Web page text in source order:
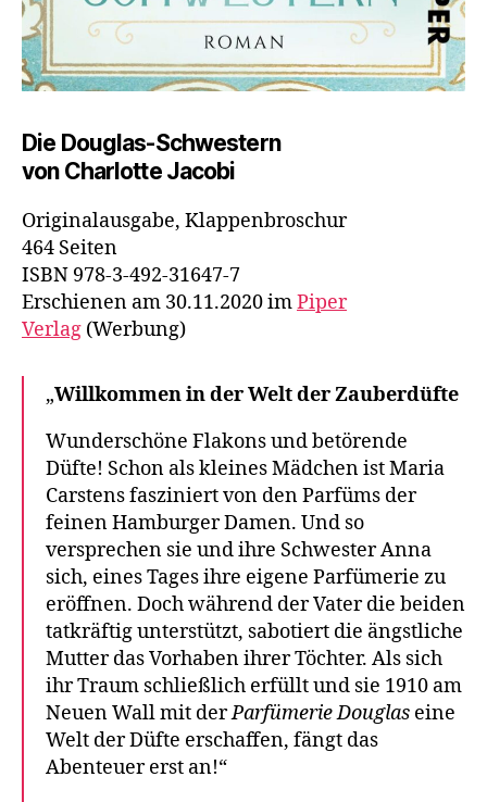
Die Douglas-Schwestern
von Charlotte Jacobi
Originalausgabe, Klappenbroschur
464 Seiten
ISBN 978-3-492-31647-7
Erschienen am 30.11.2020 imPiper
Verlag (Werbung)
„Willkommen in der Welt der Zauberdüfte
Wunderschöne Flakons und betörende
Düfte! Schon als kleines Mädchen ist Maria
Carstens fasziniert von den Parfüms der
feinen Hamburger Damen. Und so
versprechen sie und ihre Schwester Anna
sich, eines Tages ihre eigene Parfümerie zu
eröffnen. Doch während der Vater die beiden
tatkräftig unterstützt, sabotiert die ängstliche
Mutter das Vorhaben ihrer Töchter. Als sich
ihr Traum schließlich erfüllt und sie 1910 am
Neuen Wall mit derParfümerie Douglas eine
Welt der Düfte erschaffen, fängt das
Abenteuer erst an!“